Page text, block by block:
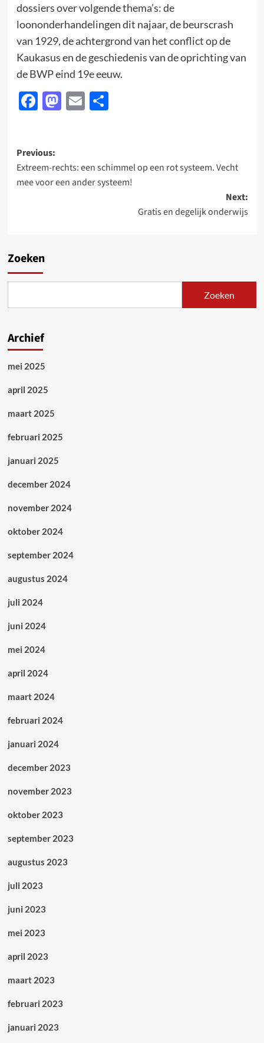
dossiers over volgende thema’s: de
loononderhandelingen dit najaar, de beurscrash
van 1929, de achtergrond van het conflict op de
Kaukasus en de geschiedenis van de oprichting van
de BWP eind 19e eeuw.
Facebook
Mastodon
EmailDelen
Post
navigation
Previous:
Extreem-rechts: een schimmel op een rot systeem. Vecht
mee voor een ander systeem!
Next:
Gratis en degelijk onderwijs
Zoeken
Zoeken
Archief
mei 2025
april 2025
maart 2025
februari 2025
januari 2025
december 2024
november 2024
oktober 2024
september 2024
augustus 2024
juli 2024
juni 2024
mei 2024
april 2024
maart 2024
februari 2024
januari 2024
december 2023
november 2023
oktober 2023
september 2023
augustus 2023
juli 2023
juni 2023
mei 2023
april 2023
maart 2023
februari 2023
januari 2023